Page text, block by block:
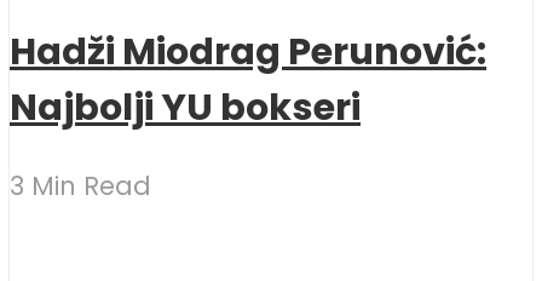
Hadži Miodrag Perunović:
Najbolji YU bokseri
3 Min Read